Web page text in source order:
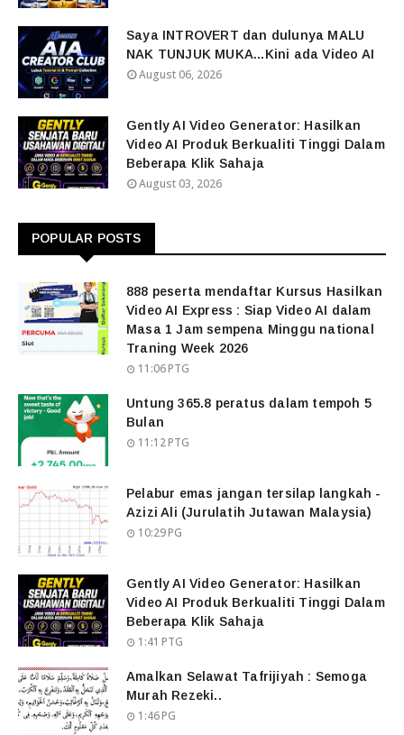
Saya INTROVERT dan dulunya MALU
NAK TUNJUK MUKA...Kini ada Video AI
August 06, 2026
Gently AI Video Generator: Hasilkan
Video AI Produk Berkualiti Tinggi Dalam
Beberapa Klik Sahaja
August 03, 2026
POPULAR POSTS
888 peserta mendaftar Kursus Hasilkan
Video AI Express : Siap Video AI dalam
Masa 1 Jam sempena Minggu national
Traning Week 2026
11:06 PTG
Untung 365.8 peratus dalam tempoh 5
Bulan
11:12 PTG
Pelabur emas jangan tersilap langkah -
Azizi Ali (Jurulatih Jutawan Malaysia)
10:29 PG
Gently AI Video Generator: Hasilkan
Video AI Produk Berkualiti Tinggi Dalam
Beberapa Klik Sahaja
1:41 PTG
Amalkan Selawat Tafrijiyah : Semoga
Murah Rezeki..
1:46 PG